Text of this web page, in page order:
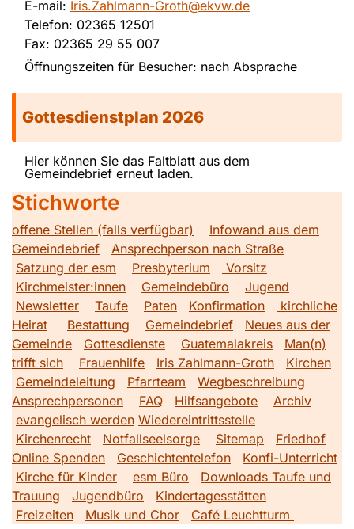
E-mail: Iris.Zahlmann-Groth@ekvw.de
Telefon: 02365 12501
Fax: 02365 29 55 007
Öffnungszeiten für Besucher: nach Absprache
Gottesdienstplan 2026
Hier können Sie das Faltblatt aus dem
Gemeindebrief erneut laden.
Stichworte
offene Stellen (falls verfügbar)
Infowand aus dem
Gemeindebrief
Ansprechperson nach Straße
Satzung der esm
Presbyterium
Vorsitz
Kirchmeister:innen
Gemeindebüro
Jugend
Newsletter
Taufe Paten Konfirmation
kirchliche
Heirat
Bestattung Gemeindebrief
Neues aus der
Gemeinde
Gottesdienste Guatemalakreis
Man(n)
trifft sich
Frauenhilfe Iris Zahlmann-Groth
Kirchen
Gemeindeleitung
Pfarrteam
Wegbeschreibung
Ansprechpersonen
FAQ Hilfsangebote
Archiv
evangelisch werden Wiedereintrittsstelle
Kirchenrecht
Notfallseelsorge Sitemap
Friedhof
Online Spenden
Geschichtentelefon
Konfi-Unterricht
Kirche für Kinder
esm Büro
Downloads Taufe und
Trauung
Jugendbüro
Kindertagesstätten
Freizeiten
Musik und Chor Café Leuchtturm